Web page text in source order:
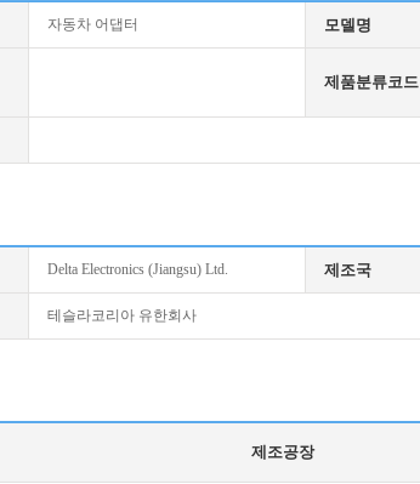
자동차 어댑터 모델명
제품분류코드
Delta Electronics (Jiangsu) Ltd. 제조국
테슬라코리아 유한회사
제조공장